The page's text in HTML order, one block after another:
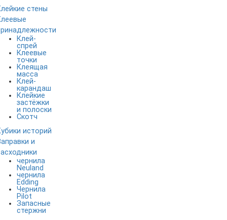
стены
Клей-
спрей
Клеевые
точки
Клеящая
масса
Клей-
карандаш
Клейкие
застёжки
и полоски
Скотч
историй
и
чернила
Neuland
чернила
Edding
Чернила
Pilot
Запасные
стержни